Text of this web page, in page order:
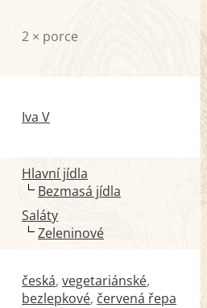
2 × porce
Iva V
Hlavní jídla
Bezmasá jídla
Saláty
Zeleninové
česká vegetariánské
bezlepkové červená řepa